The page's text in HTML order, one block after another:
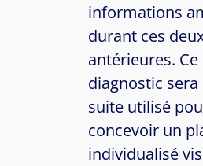
informations
durant ces
antérieures. Ce
diagnostic sera
suite utilisé
concevoir un
individualisé